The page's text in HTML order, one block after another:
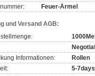
Feuer-Ärmel
und Versand AGB:
Informationen:
Rollen
5-7days